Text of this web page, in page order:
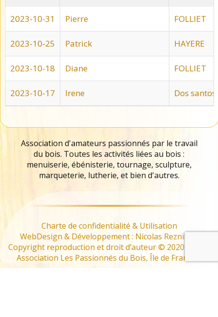
DATE PRÉNOM (FACTURATION) NOM
2023-10-31 Pierre FOLLIET
2023-10-25 Patrick HAYERE
2023-10-18 Diane FOLLIET
2023-10-17 Irene Dos santos
Association d'amateurs passionnés par le travail
du bois. Toutes les activités liées au bois :
menuiserie, ébénisterie, tournage, sculpture,
marqueterie, lutherie, et bien d'autres.
Charte de confidentialité & Utilisation
WebDesign & Développement : Nicolas Reznikoff
Copyright reproduction et droit d’auteur © 2020 – 2022
Association Les Passionnés du Bois, Île de France –